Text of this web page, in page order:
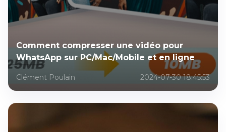
Comment compresser une vidéo pour
WhatsApp sur PC/Mac/Mobile et en ligne
Clément Poulain 2024-07-30 18:45:53